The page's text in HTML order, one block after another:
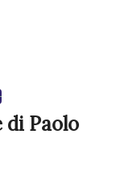
di Paolo